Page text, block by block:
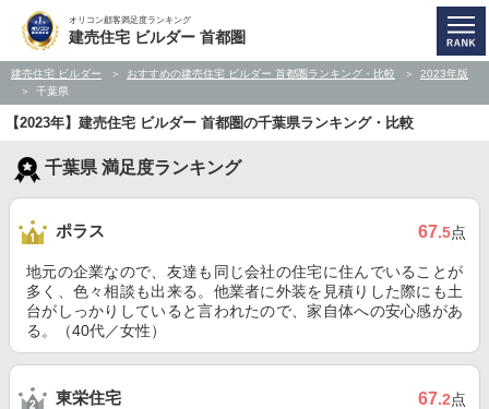
オリコン顧客満足度ランキング
建売住宅 ビルダー 首都圏
建売住宅 ビルダー おすすめの建売住宅 ビルダー 首都圏ランキング・比較
2023年版
千葉県
【2023年】建売住宅 ビルダー 首都圏の千葉県ランキング・比較
千葉県 満足度ランキング
ポラス 67.5点
地元の企業なので、友達も同じ会社の住宅に住んでいることが
多く、色々相談も出来る。他業者に外装を見積りした際にも土
台がしっかりしていると言われたので、家自体への安心感があ
る。（40代／女性）
東栄住宅 67.2点